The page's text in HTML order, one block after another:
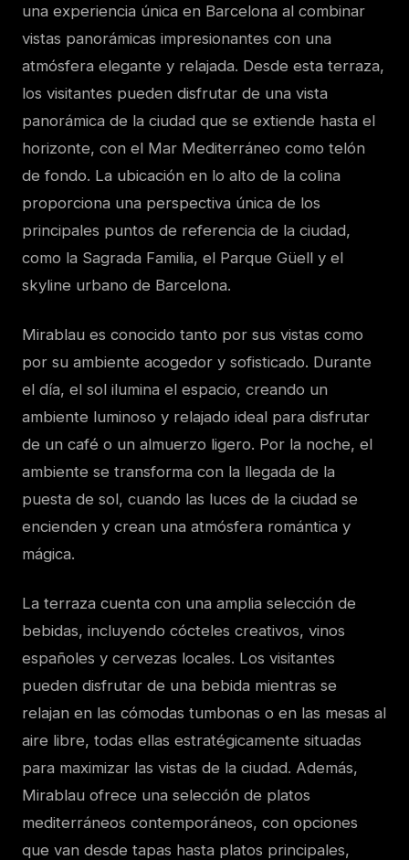
una experiencia única en Barcelona al combinar
vistas panorámicas impresionantes con una
atmósfera elegante y relajada. Desde esta terraza,
los visitantes pueden disfrutar de una vista
panorámica de la ciudad que se extiende hasta el
horizonte, con el Mar Mediterráneo como telón
de fondo. La ubicación en lo alto de la colina
proporciona una perspectiva única de los
principales puntos de referencia de la ciudad,
como la Sagrada Familia, el Parque Güell y el
skyline urbano de Barcelona.
Mirablau es conocido tanto por sus vistas como
por su ambiente acogedor y sofisticado. Durante
el día, el sol ilumina el espacio, creando un
ambiente luminoso y relajado ideal para disfrutar
de un café o un almuerzo ligero. Por la noche, el
ambiente se transforma con la llegada de la
puesta de sol, cuando las luces de la ciudad se
encienden y crean una atmósfera romántica y
mágica.
La terraza cuenta con una amplia selección de
bebidas, incluyendo cócteles creativos, vinos
españoles y cervezas locales. Los visitantes
pueden disfrutar de una bebida mientras se
relajan en las cómodas tumbonas o en las mesas al
aire libre, todas ellas estratégicamente situadas
para maximizar las vistas de la ciudad. Además,
Mirablau ofrece una selección de platos
mediterráneos contemporáneos, con opciones
que van desde tapas hasta platos principales,